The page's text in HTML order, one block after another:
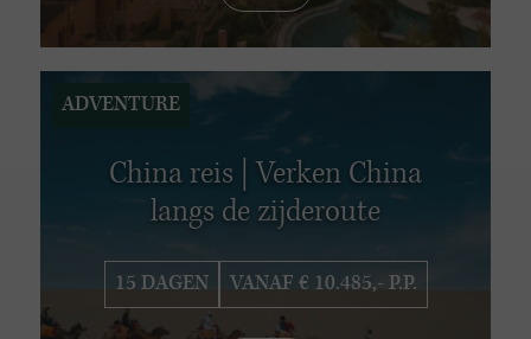
China reis | Verken China
langs de zijderoute
15 DAGEN VANAF € 10.485,- P.P.
ADVENTURE